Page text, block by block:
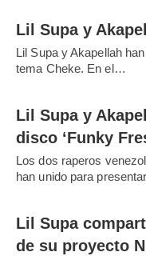
Lil Supa y
Lil Supa y Akapellah
tema Cheke. En el…
Lil Supa y
disco ‘Funky
Los dos raperos
han unido para
Lil Supa
de su proyecto